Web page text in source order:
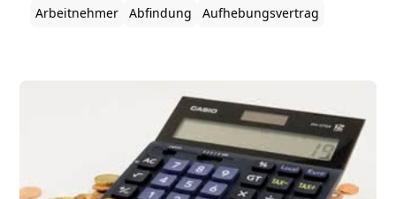
sich die Frage, wieviel Steuer auf die Abfindung
Arbeitnehmer relevant.
Arbeitnehmer Abfindung Aufhebungsvertrag